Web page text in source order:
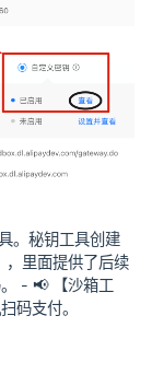
。秘钥工具创建
，里面提供了后续
- 📢 【沙箱工
码支付。